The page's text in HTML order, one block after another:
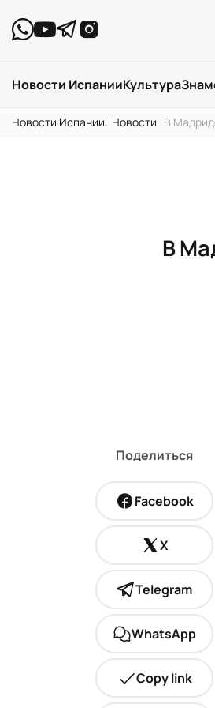
Новости ИспанииКультура
Новости Испании Новости В
В
Поделиться
Facebook
X
Telegram
WhatsApp
Copy link